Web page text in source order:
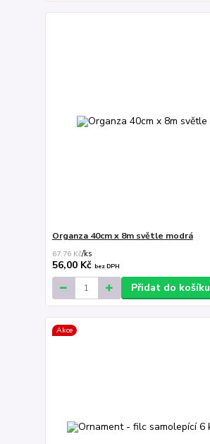
Organza 40cm x 8m světle modrá
67,76 Kč/ks
56,00 Kč bez DPH
Přidat do košíku
Akce